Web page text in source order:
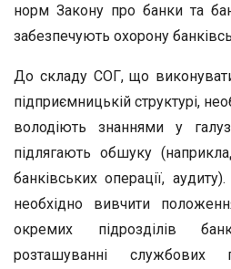
норм Закону про банки та
забезпечують охорону
До складу СОГ, що
підприємницькій структурі,
володіють знаннями у
підлягають обшуку
банківських операції,
необхідно вивчити
окремих підрозділів
розташуванні службових